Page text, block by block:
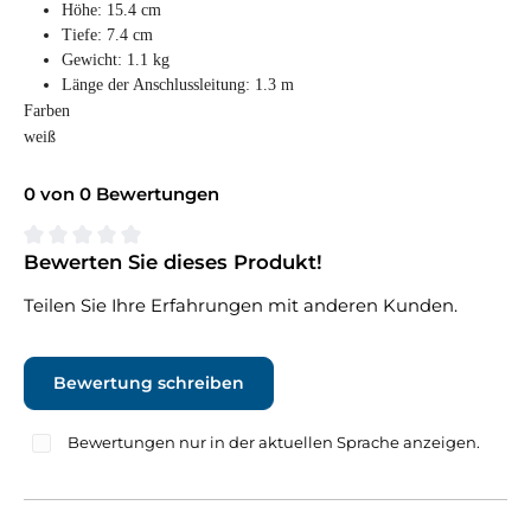
Höhe: 15.4 cm
Tiefe: 7.4 cm
Gewicht: 1.1 kg
Länge der Anschlussleitung: 1.3 m
Farben
weiß
0 von 0 Bewertungen
Durchschnittliche Bewertung von 0 von 5 Sternen
Bewerten Sie dieses Produkt!
Teilen Sie Ihre Erfahrungen mit anderen Kunden.
Bewertung schreiben
Bewertungen nur in der aktuellen Sprache anzeigen.